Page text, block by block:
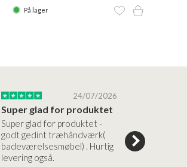
På lager
24/07/2026
Super glad for produktet
Super glad for produktet -
godt gedint træhåndværk(
badeværelsesmøbel) . Hurtig
levering også.
forståelig
nem